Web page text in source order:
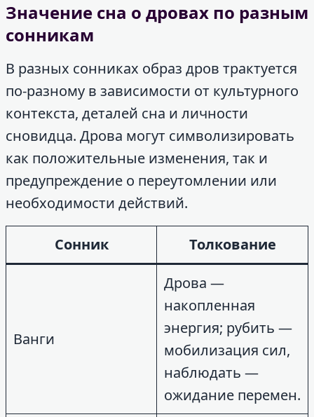
Значение сна о дровах по разным
сонникам
В разных сонниках образ дров трактуется
по-разному в зависимости от культурного
контекста, деталей сна и личности
сновидца. Дрова могут символизировать
как положительные изменения, так и
предупреждение о переутомлении или
необходимости действий.
Сонник Толкование
Ванги
Дрова —
накопленная
энергия; рубить —
мобилизация сил,
наблюдать —
ожидание перемен.